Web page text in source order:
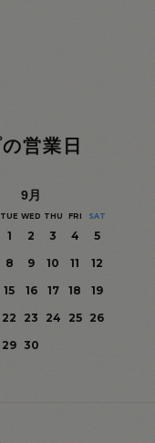
営業日
9月
TUE WED THU FRI SAT
1 2 3 4
5
8 9 10 11
12
15 16 17 18
19
22 23 24 25
26
29 30